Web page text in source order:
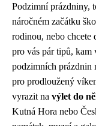
Podzimní prázdniny,
náročném začátku
rodinou, nebo chcete
pro vás pár tipů,
podzimních prázdnin
pro prodloužený
vyrazit na výlet do
Kutná Hora nebo